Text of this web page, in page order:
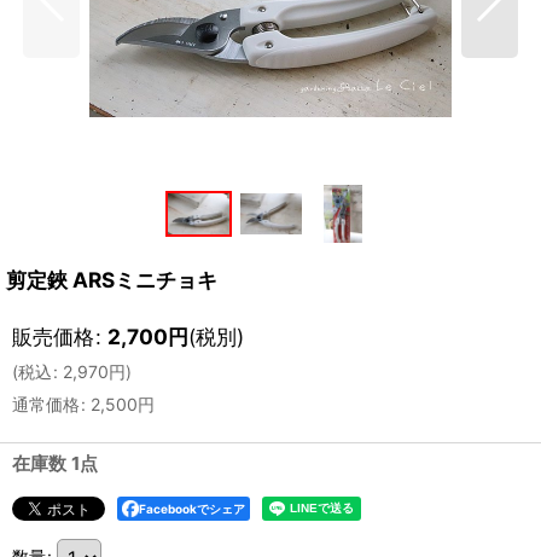
剪定鋏 ARSミニチョキ
販売価格: 2,700円(税別)
(税込: 2,970円)
通常価格: 2,500円
在庫数 1点
Facebookでシェア